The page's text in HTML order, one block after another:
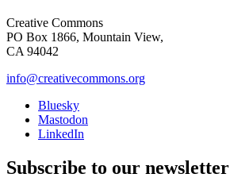
Creative Commons
PO Box 1866, Mountain View,
CA 94042
info@creativecommons.org
Bluesky
Mastodon
LinkedIn
Subscribe to our newsletter